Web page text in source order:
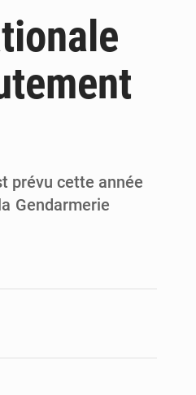
d’élèves-gendarmes
de 1,5% cette année
24 autres pays
prévu cette année
Gendarmerie